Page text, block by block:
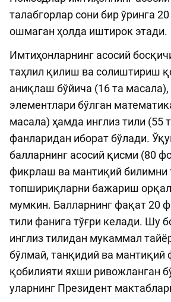
талабгорлар сони бир ўринга
ошмаган ҳолда иштирок этади.
Имтиҳонларнинг асосий
таҳлил қилиш ва солиштириш
аниқлаш бўйича (16 та
элементлари бўлган
масала) ҳамда инглиз тили (55
фанларидан иборат бўлади.
балларнинг асосий қисми (80
фикрлаш ва мантиқий билимни
топшириқларни бажариш
мумкин. Балларнинг фақат 20
тили фанига тўғри келади. Шу
инглиз тилидан мукаммал
бўлмай, танқидий ва мантиқий
қобилияти яхши ривожланган
уларнинг Президент